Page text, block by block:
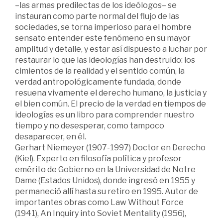
–las armas predilectas de los ideólogos– se
instauran como parte normal del flujo de las
sociedades, se torna imperioso para el hombre
sensato entender este fenómeno en su mayor
amplitud y detalle, y estar así dispuesto a luchar por
restaurar lo que las ideologías han destruido: los
cimientos de la realidad y el sentido común, la
verdad antropológicamente fundada, donde
resuena vivamente el derecho humano, la justicia y
el bien común. El precio de la verdad en tiempos de
ideologías es un libro para comprender nuestro
tiempo y no desesperar, como tampoco
desaparecer, en él.
Gerhart Niemeyer (1907-1997) Doctor en Derecho
(Kiel). Experto en filosofía política y profesor
emérito de Gobierno en la Universidad de Notre
Dame (Estados Unidos), donde ingresó en 1955 y
permaneció allí hasta su retiro en 1995. Autor de
importantes obras como Law Without Force
(1941), An Inquiry into Soviet Mentality (1956),